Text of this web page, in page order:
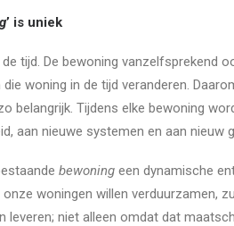
’ is uniek
tijd. De bewoning vanzelfsprekend
woning in de tijd veranderen.
belangrijk. Tijdens elke bewoning
aan nieuwe systemen en aan nieuw
bewoning een dynamische
woningen willen verduurzamen,
leveren; niet alleen omdat dat